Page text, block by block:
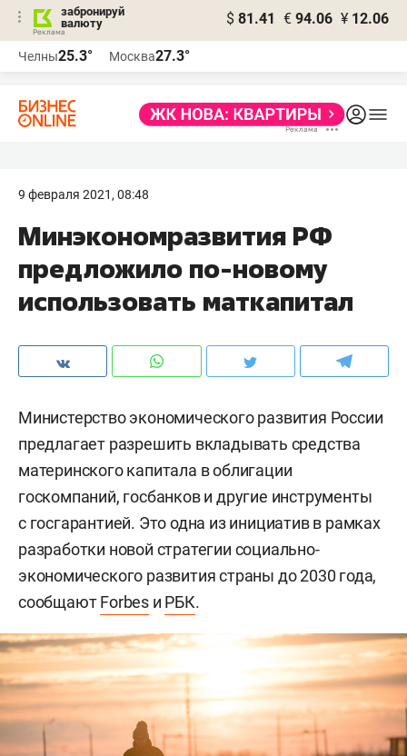
забронируй
валюту
$ 81.41 € 94.06 ¥ 12.06
Челны25.3° Москва27.3°
9 февраля 2021, 08:48
Минэкономразвития РФ
предложило по-новому
использовать маткапитал
Министерство экономического развития России
предлагает разрешить вкладывать средства
материнского капитала в облигации
госкомпаний, госбанков и другие инструменты
с госгарантией. Это одна из инициатив в рамках
разработки новой стратегии социально-
экономического развития страны до 2030 года,
сообщаютForbes и РБК.